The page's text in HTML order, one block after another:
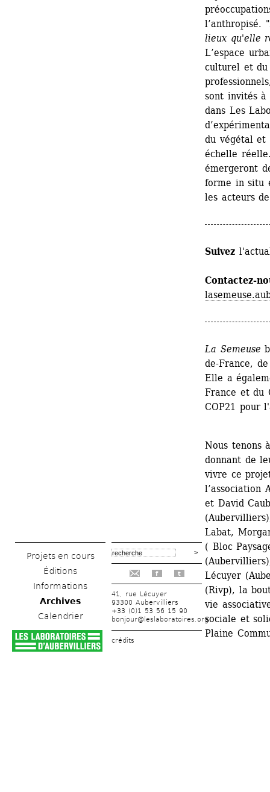
Projets en cours
Éditions
Informations
Archives
Calendrier
f t
41, rue Lécuyer
93300 Aubervilliers
+33 (0)1 53 56 15 90
bonjour@leslaboratoires.org
crédits
l’anthropisé. "
lieux qu'elle
L’espace
culturel et
sont invités
dans Les
du végétal
échelle
émergeront
forme in situ
les acteurs
Suivez
Contactez-
La Semeuse
de-France,
Elle a
France et du
COP21 pour
Nous tenons
donnant de
vivre ce
l’association
et David
Labat,
( Bloc
Lécuyer
(Rivp), la
vie
sociale et
Plaine